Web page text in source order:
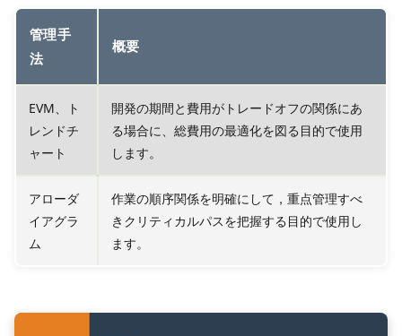
管理手
法
概要
EVM、ト
レンドチ
ャート
開発の期間と費用がトレードオフの関係にあ
る場合に、総費用の最適化を図る目的で使用
します。
アローダ
イアグラ
ム
作業の順序関係を明確にして，重点管理すべ
きクリティカルパスを把握する目的で使用し
ます。